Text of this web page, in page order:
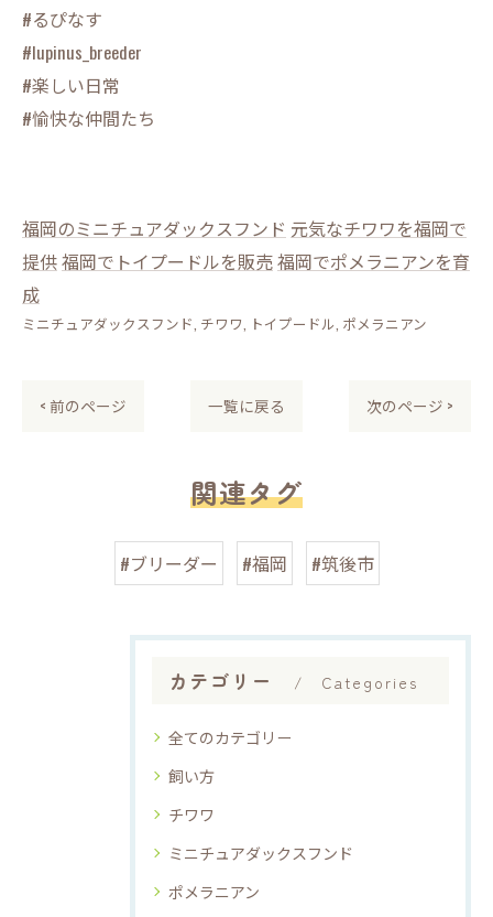
#るぴなす
#lupinus_breeder
#楽しい日常
#愉快な仲間たち
福岡のミニチュアダックスフンド 元気なチワワを福岡で
提供福岡でトイプードルを販売福岡でポメラニアンを育
成
ミニチュアダックスフンド チワワ トイプードル ポメラニアン
< 前のページ 一覧に戻る 次のページ >
関連タグ
#ブリーダー #福岡 #筑後市
カテゴリー Categories
全てのカテゴリー
飼い方
チワワ
ミニチュアダックスフンド
ポメラニアン